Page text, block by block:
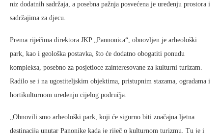
niz dodatnih sadržaja, a posebna pažnja posvećena je uređenju prostora i
sadržajima za djecu.
Prema riječima direktora JKP „Pannonica“, obnovljen je arheološki
park, kao i geološka postavka, što će dodatno obogatiti ponudu
kompleksa, posebno za posjetioce zainteresovane za kulturni turizam.
Radilo se i na ugostiteljskim objektima, pristupnim stazama, ogradama i
hortikulturnom uređenju cijelog područja.
„Obnovili smo arheološki park, koji će sigurno biti značajna ljetna
destinacija unutar Panonike kada je riječ o kulturnom turizmu. Tu je i